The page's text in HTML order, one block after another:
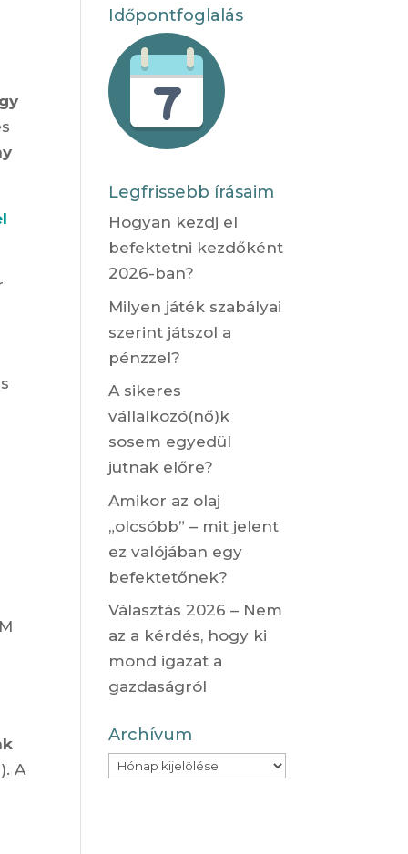
A
Időpontfoglalás
Legfrissebb írásaim
Hogyan kezdj el
befektetni kezdőként
2026-ban?
Milyen játék szabályai
szerint játszol a
pénzzel?
A sikeres
vállalkozó(nő)k
sosem egyedül
jutnak előre?
Amikor az olaj
„olcsóbb” – mit jelent
ez valójában egy
befektetőnek?
Választás 2026 – Nem
az a kérdés, hogy ki
mond igazat a
gazdaságról
Archívum
Archívum